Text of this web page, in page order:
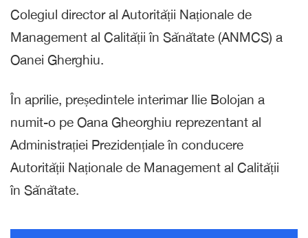
Colegiul director al Autorității Naționale de
Management al Calității în Sănătate (ANMCS) a
Oanei Gherghiu.
În aprilie, președintele interimar Ilie Bolojan a
numit-o pe Oana Gheorghiu reprezentant al
Administrației Prezidențiale în conducere
Autorității Naționale de Management al Calității
în Sănătate.